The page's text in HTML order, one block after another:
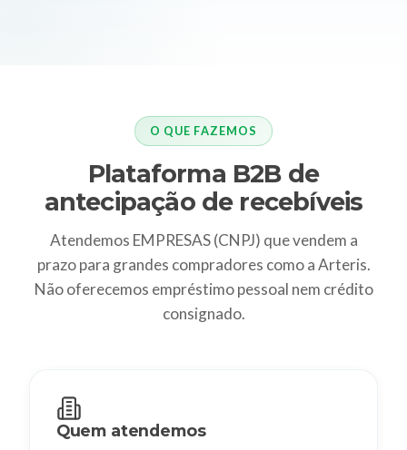
O QUE FAZEMOS
Plataforma B2B de
antecipação de recebíveis
Atendemos EMPRESAS (CNPJ) que vendem a
prazo para grandes compradores como a Arteris.
Não oferecemos empréstimo pessoal nem crédito
consignado.
Quem atendemos